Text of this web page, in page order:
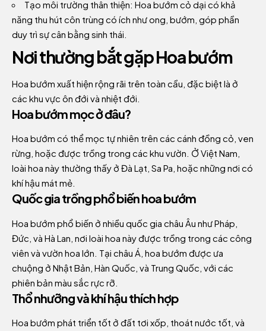
Tạo môi trường thân thiện: Hoa bướm cỏ dại có khả
năng thu hút côn trùng có ích như ong, bướm, góp phần
duy trì sự cân bằng sinh thái.
Nơi thường bắt gặp Hoa bướm
Hoa bướm xuất hiện rộng rãi trên toàn cầu, đặc biệt là ở
các khu vực ôn đới và nhiệt đới.
Hoa bướm mọc ở đâu?
Hoa bướm có thể mọc tự nhiên trên các cánh đồng cỏ, ven
rừng, hoặc được trồng trong các khu vườn. Ở Việt Nam,
loài hoa này thường thấy ở Đà Lạt, Sa Pa, hoặc những nơi có
khí hậu mát mẻ.
Quốc gia trồng phổ biến hoa bướm
Hoa bướm phổ biến ở nhiều quốc gia châu Âu như Pháp,
Đức, và Hà Lan, nơi loài hoa này được trồng trong các công
viên và vườn hoa lớn. Tại châu Á, hoa bướm được ưa
chuộng ở Nhật Bản, Hàn Quốc, và Trung Quốc, với các
phiên bản màu sắc rực rỡ.
Thổ nhưỡng và khí hậu thích hợp
Hoa bướm phát triển tốt ở đất tơi xốp, thoát nước tốt, và